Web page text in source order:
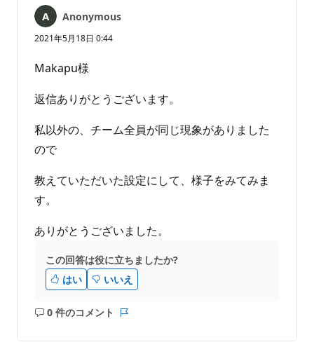
あ
り
せ
Anonymous
2021年5月18日 0:44
Makapu様
返信ありがとうございます。
私以外の、チーム全員が同じ現象がありました
ので
教えていただいた設定にして、様子をみてみま
す。
ありがとうございました。
この回答は役に立ちましたか?
はい
いいえ
0 件のコメント
コ